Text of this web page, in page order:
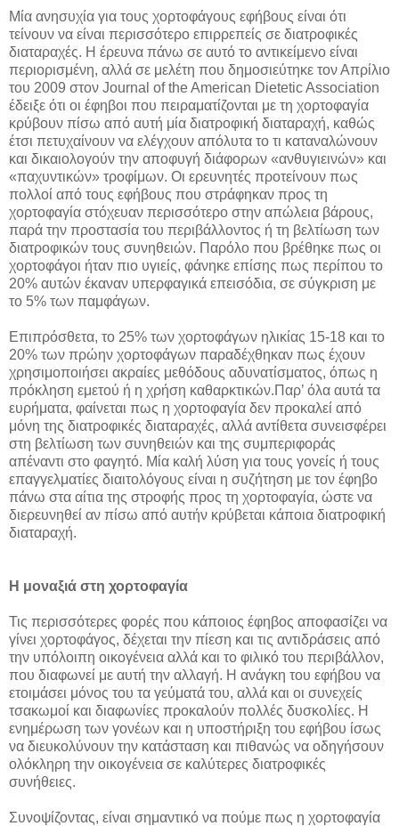
Μία ανησυχία για τους χορτοφάγους εφήβους είναι ότι
τείνουν να είναι περισσότερο επιρρεπείς σε διατροφικές
διαταραχές. Η έρευνα πάνω σε αυτό το αντικείμενο είναι
περιορισμένη, αλλά σε μελέτη που δημοσιεύτηκε τον Απρίλιο
του 2009 στον Journal of the American Dietetic Association
έδειξε ότι οι έφηβοι που πειραματίζονται με τη χορτοφαγία
κρύβουν πίσω από αυτή μία διατροφική διαταραχή, καθώς
έτσι πετυχαίνουν να ελέγχουν απόλυτα το τι καταναλώνουν
και δικαιολογούν την αποφυγή διάφορων «ανθυγιεινών» και
«παχυντικών» τροφίμων. Οι ερευνητές προτείνουν πως
πολλοί από τους εφήβους που στράφηκαν προς τη
χορτοφαγία στόχευαν περισσότερο στην απώλεια βάρους,
παρά την προστασία του περιβάλλοντος ή τη βελτίωση των
διατροφικών τους συνηθειών. Παρόλο που βρέθηκε πως οι
χορτοφάγοι ήταν πιο υγιείς, φάνηκε επίσης πως περίπου το
20% αυτών έκαναν υπερφαγικά επεισόδια, σε σύγκριση με
το 5% των παμφάγων.
Επιπρόσθετα, το 25% των χορτοφάγων ηλικίας 15-18 και το
20% των πρώην χορτοφάγων παραδέχθηκαν πως έχουν
χρησιμοποιήσει ακραίες μεθόδους αδυνατίσματος, όπως η
πρόκληση εμετού ή η χρήση καθαρκτικών.Παρ’ όλα αυτά τα
ευρήματα, φαίνεται πως η χορτοφαγία δεν προκαλεί από
μόνη της διατροφικές διαταραχές, αλλά αντίθετα συνεισφέρει
στη βελτίωση των συνηθειών και της συμπεριφοράς
απέναντι στο φαγητό. Μία καλή λύση για τους γονείς ή τους
επαγγελματίες διαιτολόγους είναι η συζήτηση με τον έφηβο
πάνω στα αίτια της στροφής προς τη χορτοφαγία, ώστε να
διερευνηθεί αν πίσω από αυτήν κρύβεται κάποια διατροφική
διαταραχή.
Η μοναξιά στη χορτοφαγία
Τις περισσότερες φορές που κάποιος έφηβος αποφασίζει να
γίνει χορτοφάγος, δέχεται την πίεση και τις αντιδράσεις από
την υπόλοιπη οικογένεια αλλά και το φιλικό του περιβάλλον,
που διαφωνεί με αυτή την αλλαγή. Η ανάγκη του εφήβου να
ετοιμάσει μόνος του τα γεύματά του, αλλά και οι συνεχείς
τσακωμοί και διαφωνίες προκαλούν πολλές δυσκολίες. Η
ενημέρωση των γονέων και η υποστήριξη του εφήβου ίσως
να διευκολύνουν την κατάσταση και πιθανώς να οδηγήσουν
ολόκληρη την οικογένεια σε καλύτερες διατροφικές
συνήθειες.
Συνοψίζοντας, είναι σημαντικό να πούμε πως η χορτοφαγία